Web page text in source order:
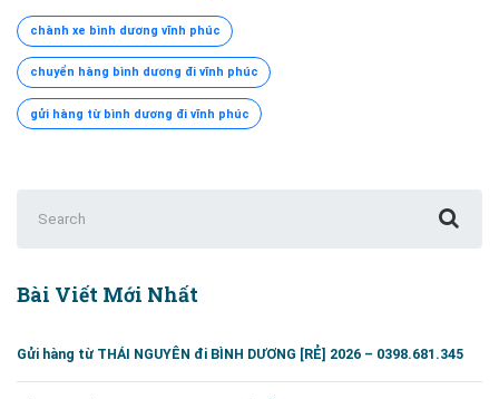
chành xe bình dương vĩnh phúc
chuyển hàng bình dương đi vĩnh phúc
gửi hàng từ bình dương đi vĩnh phúc
for:
Bài Viết Mới Nhất
Gửi hàng từ THÁI NGUYÊN đi BÌNH DƯƠNG [RẺ] 2026 – 0398.681.345